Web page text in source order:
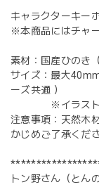
キャラクターキー
※本商品にはチャ
素材：国産ひのき
サイズ：最大
ーズ共通 ）
※イラストの種
注意事項：天然木
かじめご了承くださ
トン野さん（とん